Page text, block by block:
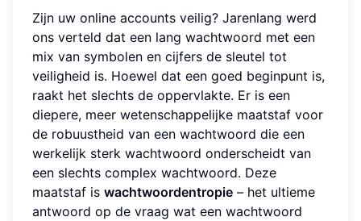
Zijn uw online accounts veilig? Jarenlang werd
ons verteld dat een lang wachtwoord met een
mix van symbolen en cijfers de sleutel tot
veiligheid is. Hoewel dat een goed beginpunt is,
raakt het slechts de oppervlakte. Er is een
diepere, meer wetenschappelijke maatstaf voor
de robuustheid van een wachtwoord die een
werkelijk sterk wachtwoord onderscheidt van
een slechts complex wachtwoord. Deze
maatstaf is wachtwoordentropie – het ultieme
antwoord op de vraag wat een wachtwoord